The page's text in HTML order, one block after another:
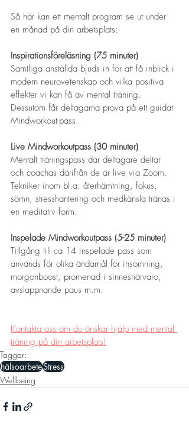
Så här kan ett mentalt program se ut under
en månad på din arbetsplats:
Inspirationsföreläsning (75 minuter)
Samtliga anställda bjuds in för att få inblick i
modern neurovetenskap och vilka positiva
effekter vi kan få av mental träning.
Dessutom får deltagarna prova på ett guidat
Mindworkout-pass.
Live Mindworkoutpass (30 minuter)
Mentalt träningspass där deltagare deltar
och coachas därifrån de är live via Zoom.
Tekniker inom bl.a. återhämtning, fokus,
sömn, stresshantering och medkänsla tränas i
en meditativ form.
Inspelade Mindworkoutpass (5-25 minuter)
Tillgång till ca 14 inspelade pass som
används för olika ändamål för insomning,
morgonboost, promenad i sinnesnärvaro,
avslappnande paus m.m.
Kontakta oss om du önskar hjälp med mental
träning på din arbetsplats!
Taggar:
hälsoarbeteStress
Wellbeing